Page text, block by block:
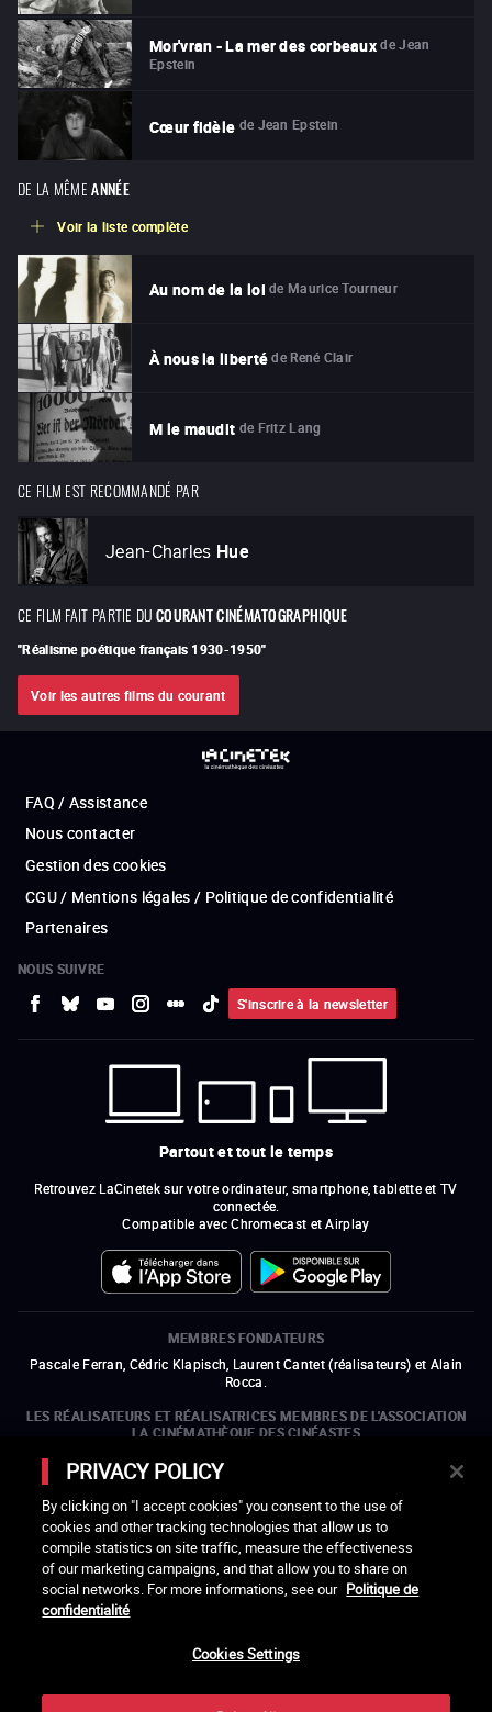
Mor'vran - La mer des corbeaux de Jean
Epstein
Cœur fidèle de Jean Epstein
DE LA MÊME ANNÉE
Voir la liste complète
Au nom de la loi de Maurice Tourneur
À nous la liberté de René Clair
M le maudit de Fritz Lang
CE FILM EST RECOMMANDÉ PAR
Jean-Charles Hue
CE FILM FAIT PARTIE DUCOURANT CINÉMATOGRAPHIQUE
"Réalisme poétique français 1930-1950"
Voir les autres films du courant
FAQ / Assistance
Nous contacter
Gestion des cookies
CGU / Mentions légales / Politique de confidentialité
Partenaires
NOUS SUIVRE
S'inscrire à la newsletter
Partout et tout le temps
Retrouvez LaCinetek sur votre ordinateur, smartphone, tablette et TV
connectée.
Compatible avec Chromecast et Airplay
MEMBRES FONDATEURS
Pascale Ferran, Cédric Klapisch, Laurent Cantet (réalisateurs) et Alain
Rocca.
LES RÉALISATEURS ET RÉALISATRICES MEMBRES DE L'ASSOCIATION
LA CINÉMATHÈQUE DES CINÉASTES
Olivier Assayas, Bertrand Bonello, Michel Hazanavicius (représentant de
l'ARP), Rebecca Zlotowski et Mikael Buch (représentant de la SRF)
LES ORGANISMES MEMBRES DE L'ASSOCIATION LA CINÉMATHÈQUE
DES CINÉASTES
PRIVACY POLICY
By clicking on "I accept cookies" you consent to the use of
cookies and other tracking technologies that allow us to
compile statistics on site traffic, measure the effectiveness
of our marketing campaigns, and that allow you to share on
social networks. For more informations, see our Politique de
confidentialité
Cookies Settings